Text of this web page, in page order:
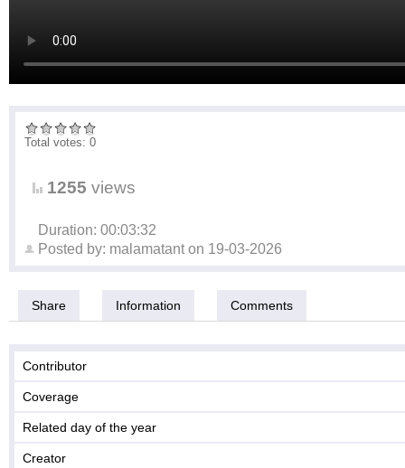
Total votes: 0
1255 views
Duration: 00:03:32
Posted by: malamatant on 19-03-2026
Share Information Comments
Contributor
Coverage
Related day of the year
Creator